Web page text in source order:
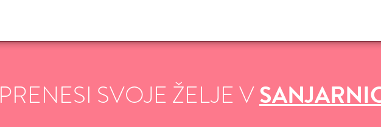
PRENESI SVOJE ŽELJE V